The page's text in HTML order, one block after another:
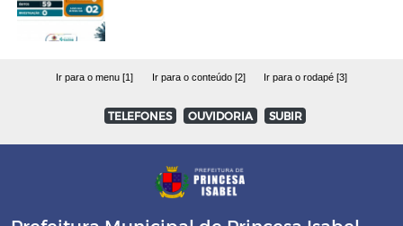
Ir para o menu [1] Ir para o conteúdo [2] Ir para o rodapé [3]
TELEFONES OUVIDORIA SUBIR